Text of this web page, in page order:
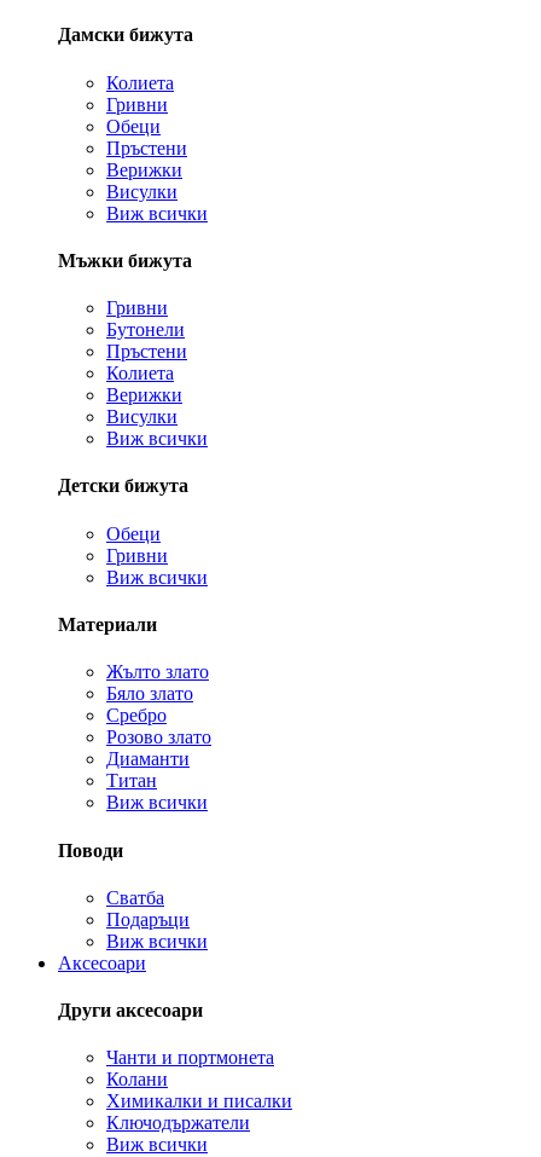
Дамски бижута
Колиета
Гривни
Обеци
Пръстени
Верижки
Висулки
Виж всички
Мъжки бижута
Гривни
Бутонели
Пръстени
Колиета
Верижки
Висулки
Виж всички
Детски бижута
Обеци
Гривни
Виж всички
Материали
Жълто злато
Бяло злато
Сребро
Розово злато
Диаманти
Титан
Виж всички
Поводи
Сватба
Подаръци
Виж всички
Аксесоари
Други аксесоари
Чанти и портмонета
Колани
Химикалки и писалки
Ключодържатели
Виж всички